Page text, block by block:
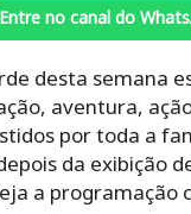
no canal do
desta semana
aventura,
por toda a
da exibição
a programação